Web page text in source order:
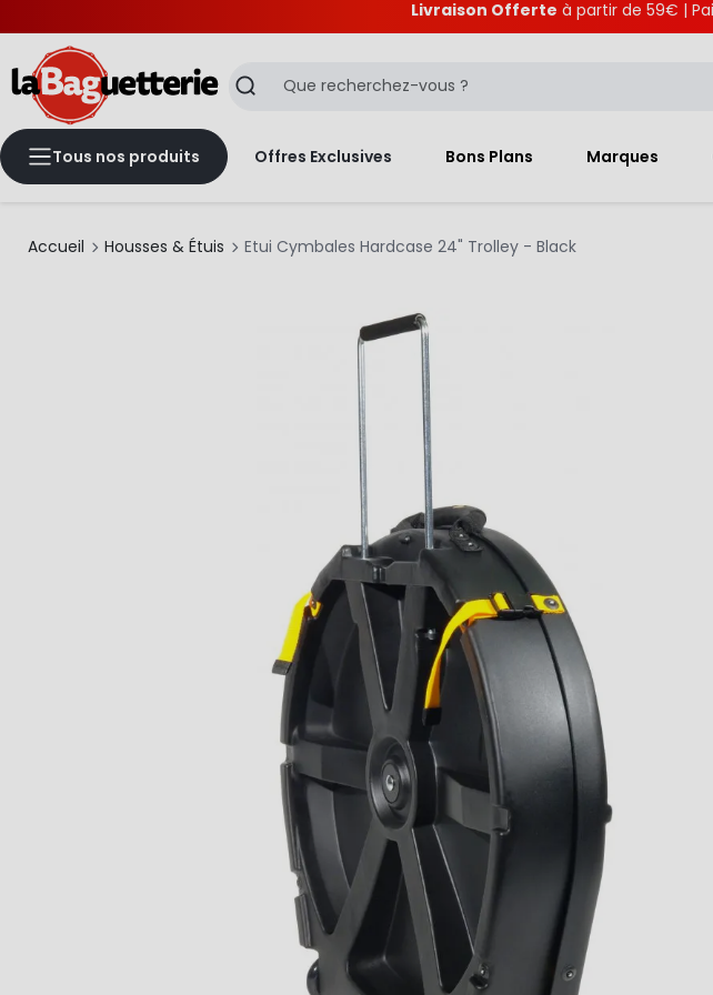
Livraison Offerte à partir de 59€ |
Recherche
Tous nos produits Offres Exclusives Bons Plans Marques
Accueil Housses & Étuis Etui Cymbales Hardcase 24" Trolley - Black